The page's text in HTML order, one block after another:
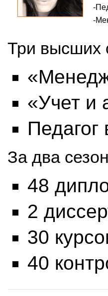
Три высших
«Учет и
Педагог
За два
48
2
30
40